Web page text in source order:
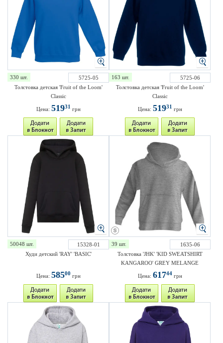
330 шт.
5725-05
Толстовка детская 'Fruit of the Loom'
Classic
Цена: 51931 грн
163 шт.
5725-06
Толстовка детская 'Fruit of the Loom'
Classic
Цена: 51931 грн
50048 шт.
15328-01
Худи детский 'RAY' 'BASIC'
Цена: 58500 грн
39 шт.
1635-06
Толстовка 'JHK' 'KID SWEATSHIRT
KANGAROO' GREY MELANGE
Цена: 61744грн